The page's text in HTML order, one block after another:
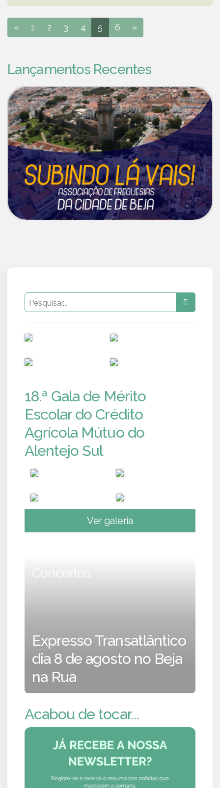
« 1 2 3 4 5 6 »
Lançamentos Recentes
18.ª Gala de Mérito
Escolar do Crédito
Agrícola Mútuo do
Alentejo Sul
Ver galeria
Concertos
Expresso Transatlântico
dia 8 de agosto no Beja
na Rua
Acabou de tocar...